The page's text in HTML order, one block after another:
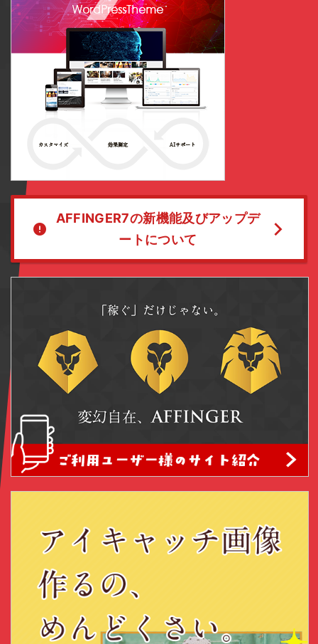
AFFINGER7の新機能及びアップデ
ートについて